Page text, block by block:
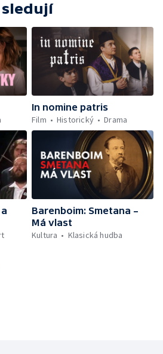
In nomine patris
Film
Historický Drama
Barenboim: Smetana –
Má vlast
Kultura
Klasická hudba